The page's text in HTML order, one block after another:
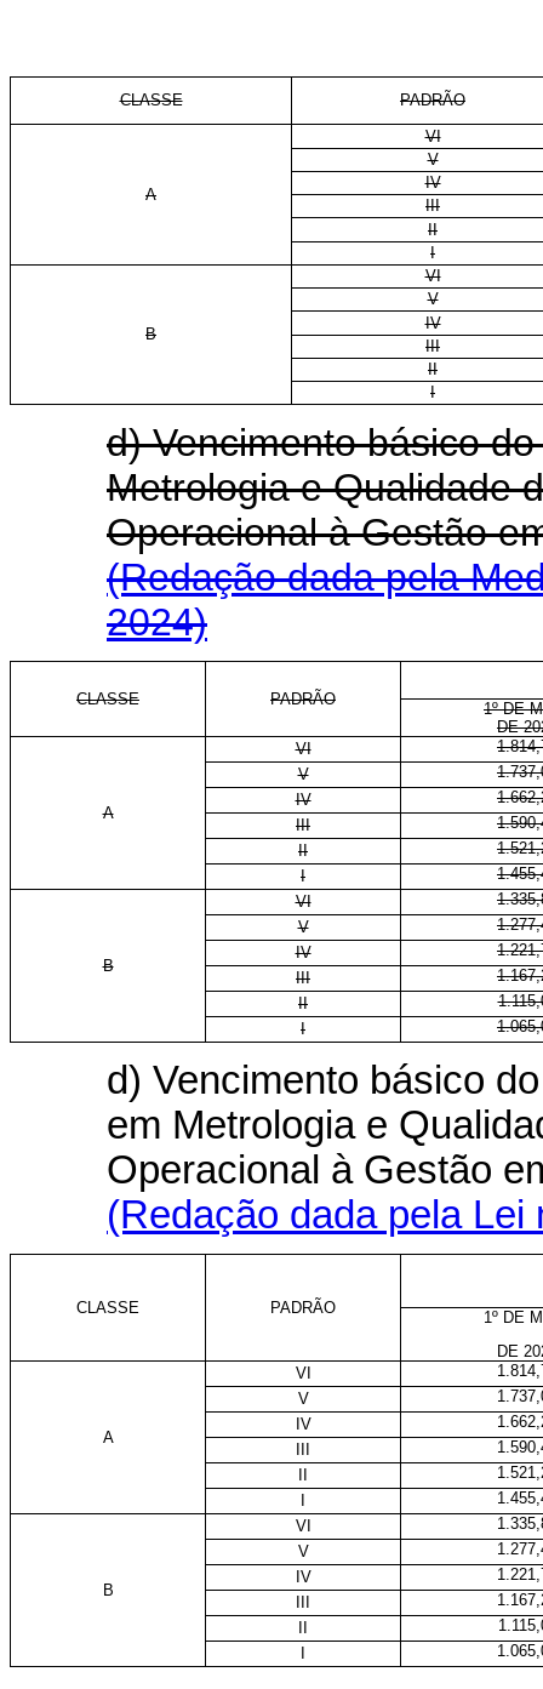
CLASSE PADRÃO
A
VI
V
IV
III
II
I
B
VI
V
IV
III
II
I
d) Vencimento básico
Metrologia e Qualidade
Operacional à Gestão
(Redação dada pela
2024)
CLASSE PADRÃO
1º DE
DE
A
VI
V
IV
III
II
I
B
VI
V
IV
III
II
I
d) Vencimento básico
em Metrologia e
Operacional à Gestão
(Redação dada pela Lei
CLASSE PADRÃO
1º DE
DE
A
VI
V
IV
B
VI
V
IV